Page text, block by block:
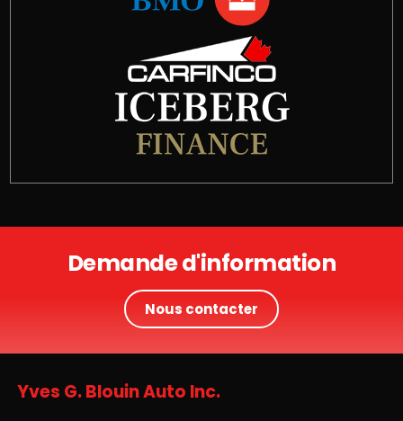
Demande d'information
Nous contacter
Yves G. Blouin Auto Inc.